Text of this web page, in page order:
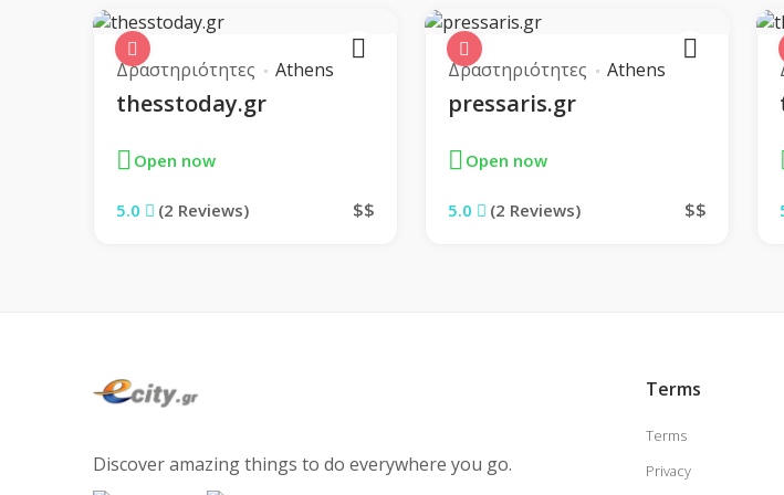
Steak ala creme
More...
Χοιρινό Φιλέτο
Δραστηριότητες Athens
thesstoday.gr
Open now
5.0 (2 Reviews) $$
Δραστηριότητες Athens
pressaris.gr
Open now
5.0 (2 Reviews) $$
Discover amazing things to do everywhere you go.
Terms
Terms
Privacy